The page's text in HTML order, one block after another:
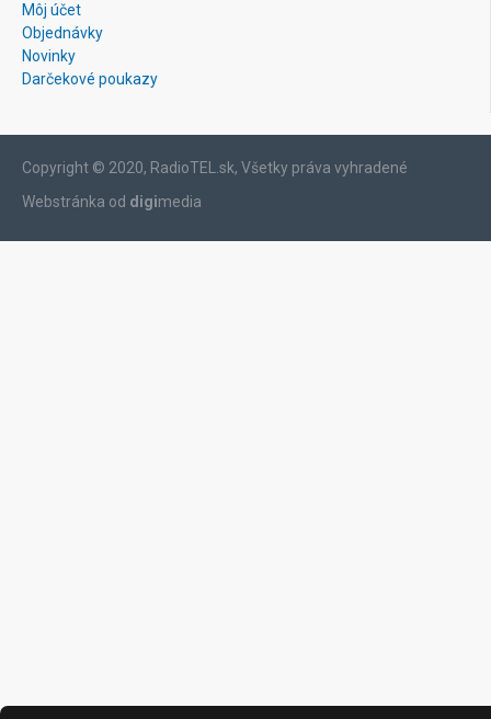
Môj účet
Objednávky
Novinky
Darčekové poukazy
Copyright © 2020, RadioTEL.sk, Všetky práva vyhradené
Webstránka od digimedia